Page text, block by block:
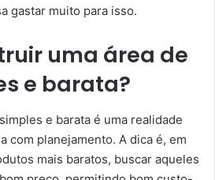
gastar muito para isso.
uma área de
e barata?
e barata é uma realidade
com planejamento. A dica é, em
mais baratos, buscar aqueles